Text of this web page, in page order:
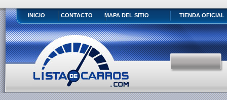
INICIO CONTACTO MAPA DEL SITIO TIENDA OFICIAL